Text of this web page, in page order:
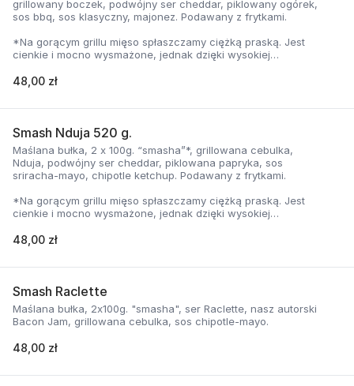
grillowany boczek, podwójny ser cheddar, piklowany ogórek,
sos bbq, sos klasyczny, majonez. Podawany z frytkami.
*Na gorącym grillu mięso spłaszczamy ciężką praską. Jest
cienkie i mocno wysmażone, jednak dzięki wysokiej
delikatną soczystość.
48,00 zł
Smash Nduja 520 g.
Maślana bułka, 2 x 100g. “smasha”*, grillowana cebulka,
Nduja, podwójny ser cheddar, piklowana papryka, sos
sriracha-mayo, chipotle ketchup. Podawany z frytkami.
*Na gorącym grillu mięso spłaszczamy ciężką praską. Jest
cienkie i mocno wysmażone, jednak dzięki wysokiej
delikatną soczystość.
48,00 zł
Smash Raclette
Maślana bułka, 2x100g. "smasha", ser Raclette, nasz autorski
Bacon Jam, grillowana cebulka, sos chipotle-mayo.
48,00 zł